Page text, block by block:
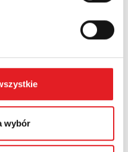
wybór
moich danych
osobowych wPolityce